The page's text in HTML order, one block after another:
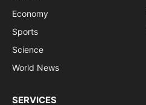
Economy
Sports
Science
World News
SERVICES